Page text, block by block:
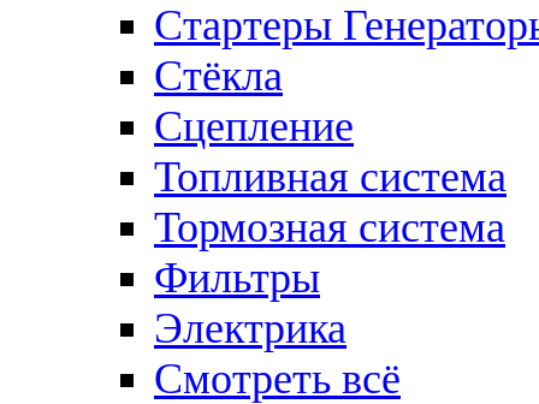
Стартеры
Стёкла
Сцепление
Топливная система
Тормозная система
Фильтры
Электрика
Смотреть всё